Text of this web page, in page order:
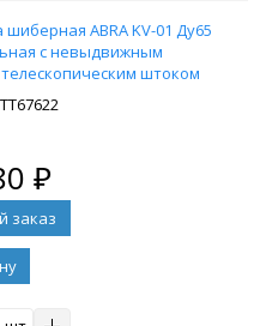
ABRA KV-01 Ду65
с невыдвижным
штоком
мм, на штурвал,
Т-образный ключ, без
₽